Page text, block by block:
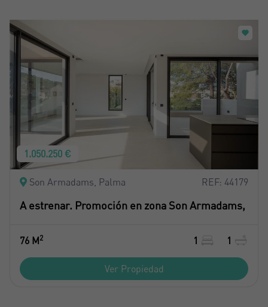
1.050.250 €
Son Armadams, Palma REF: 44179
A estrenar. Promoción en zona Son Armadams,
76 M2 1 1
Ver Propiedad